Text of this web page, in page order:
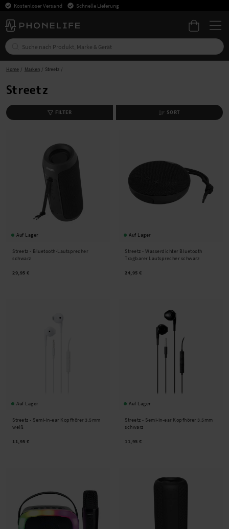
Kostenloser Versand Schnelle Lieferung
Home Marken Streetz
Streetz
FILTER SORT
Auf Lager
Streetz - Bluetooth-Lautsprecher
schwarz
29,95 €
Auf Lager
Streetz - Wasserdichter Bluetooth
Tragbarer Lautsprecher schwarz
24,95 €
Auf Lager
Streetz - Semi-in-ear Kopfhörer 3.5mm
weiß
11,95 €
Auf Lager
Streetz - Semi-in-ear Kopfhörer 3.5mm
schwarz
11,95 €